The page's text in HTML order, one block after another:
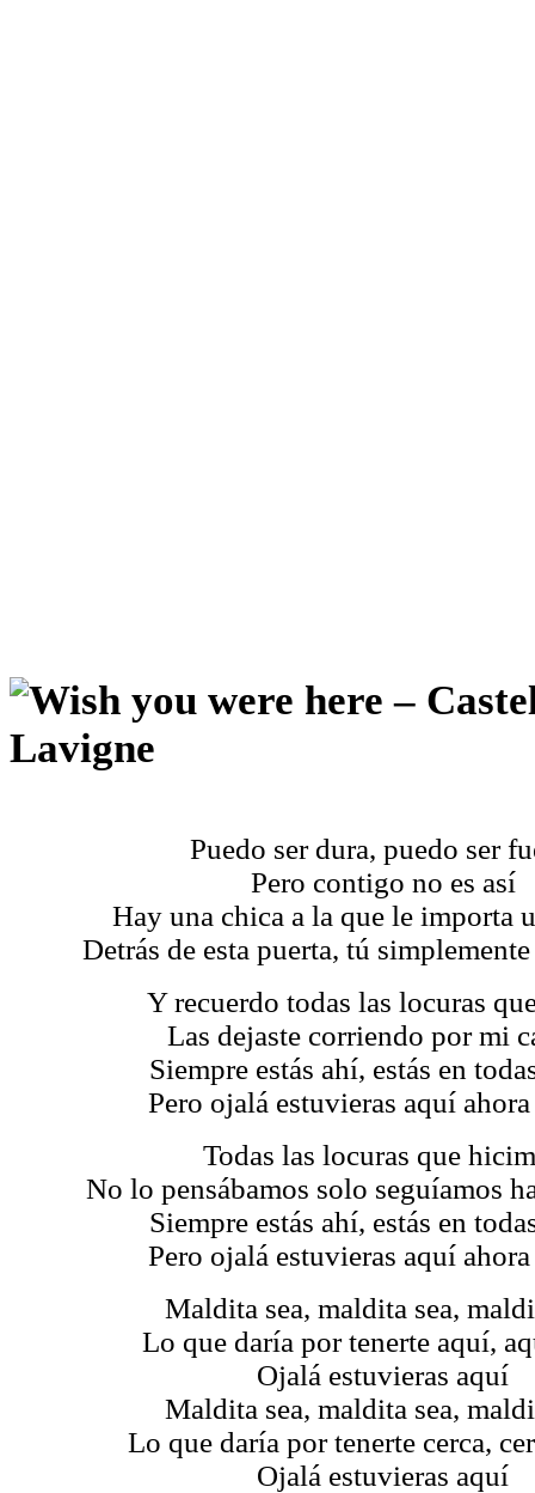
Puedo ser dura, puedo ser
Pero contigo no es así
Hay una chica a la que le importa
Detrás de esta puerta, tú
Y recuerdo todas las locuras
Las dejaste corriendo por mi
Siempre estás ahí, estás en
Pero ojalá estuvieras aquí
Todas las locuras que
No lo pensábamos solo seguíamos
Siempre estás ahí, estás en
Pero ojalá estuvieras aquí
Maldita sea, maldita sea,
Lo que daría por tenerte aquí,
Ojalá estuvieras aquí
Maldita sea, maldita sea,
Lo que daría por tenerte cerca,
Ojalá estuvieras aquí